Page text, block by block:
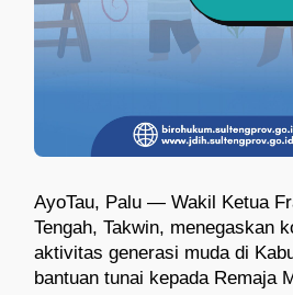
AyoTau, Palu — Wakil Ketua
Tengah, Takwin, menegaskan
aktivitas generasi muda di
bantuan tunai kepada Remaja